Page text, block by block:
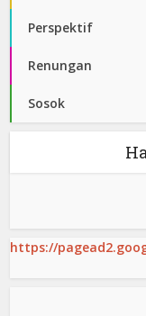
Perspektif
Renungan
Sosok
https://